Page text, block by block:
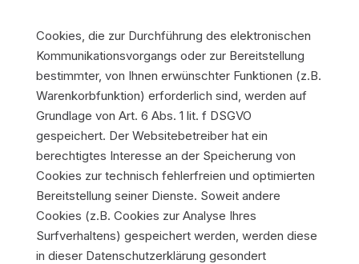
Cookies, die zur Durchführung des elektronischen
Kommunikationsvorgangs oder zur Bereitstellung
bestimmter, von Ihnen erwünschter Funktionen (z.B.
Warenkorbfunktion) erforderlich sind, werden auf
Grundlage von Art. 6 Abs. 1 lit. f DSGVO
gespeichert. Der Websitebetreiber hat ein
berechtigtes Interesse an der Speicherung von
Cookies zur technisch fehlerfreien und optimierten
Bereitstellung seiner Dienste. Soweit andere
Cookies (z.B. Cookies zur Analyse Ihres
Surfverhaltens) gespeichert werden, werden diese
in dieser Datenschutzerklärung gesondert